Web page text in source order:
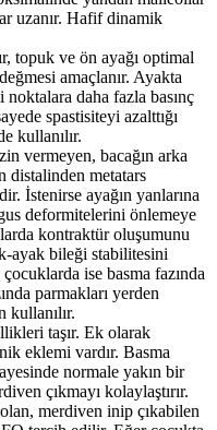
uzanır. Hafif dinamik
topuk ve ön ayağı optimal
amaçlanır. Ayakta
noktalara daha fazla basınç
spastisiteyi azalttığı
kullanılır.
vermeyen, bacağın arka
distalinden metatars
İstenirse ayağın yanlarına
deformitelerini önlemeye
kontraktür oluşumunu
ayak bileği stabilitesini
ise basma fazında
parmakları yerden
kullanılır.
taşır. Ek olarak
vardır. Basma
normale yakın bir
çıkmayı kolaylaştırır.
merdiven inip çıkabilen